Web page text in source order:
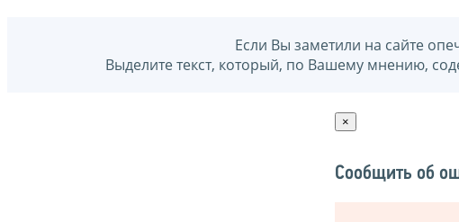
Если Вы заметили на сайте
Выделите текст, который, по Вашему мнению,
×
Сообщить об